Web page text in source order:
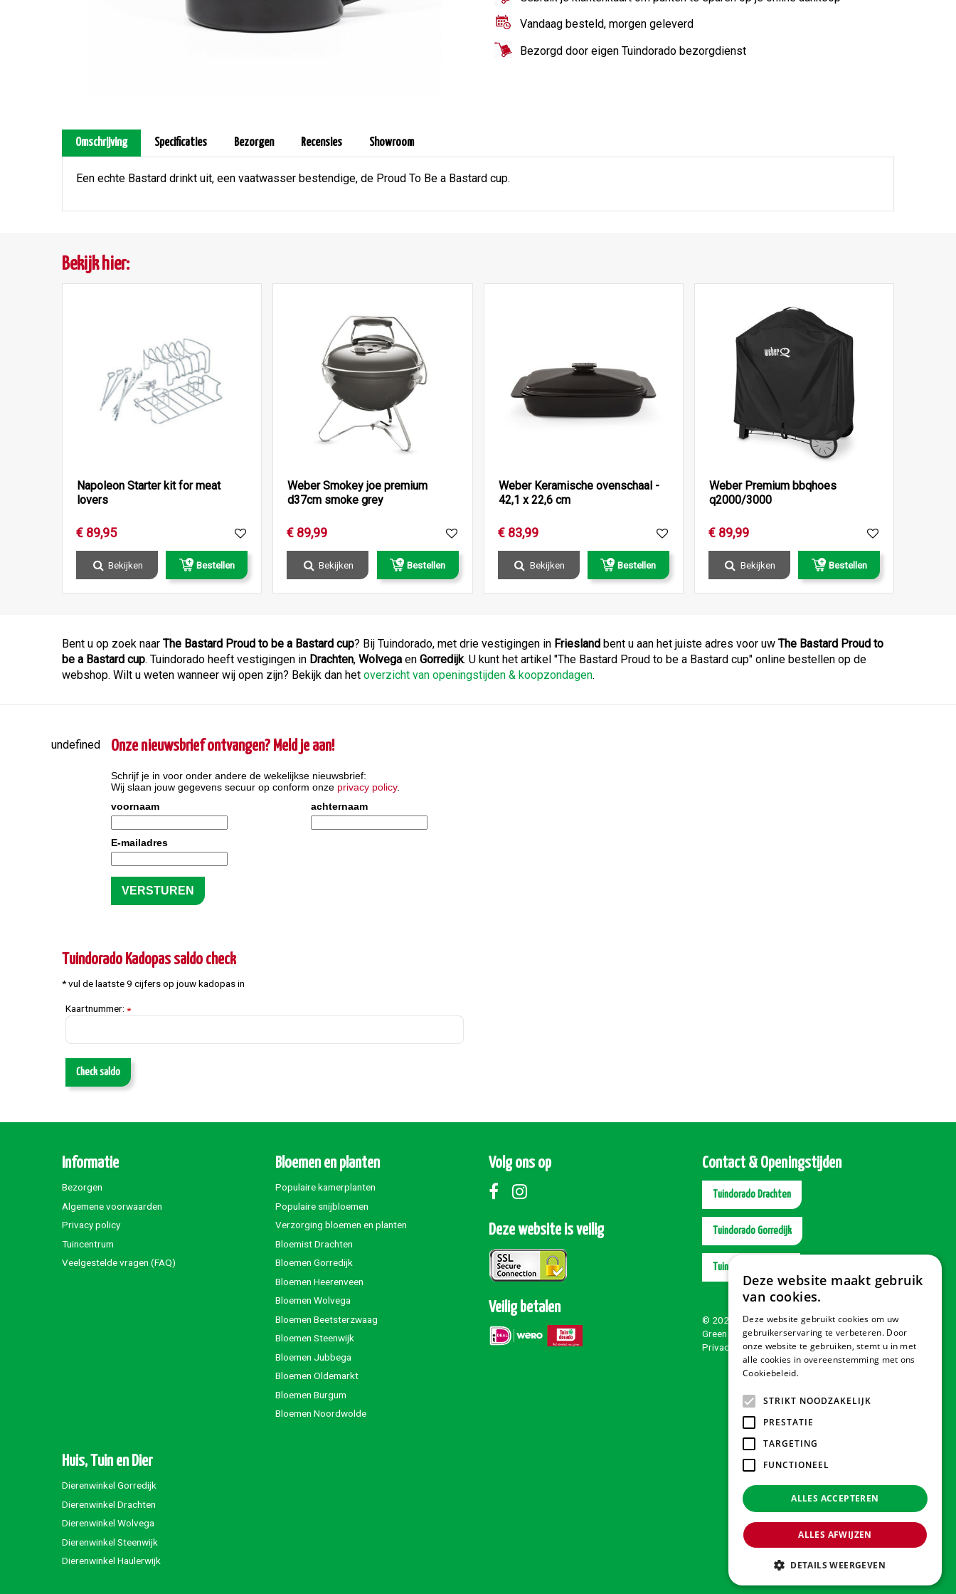
Vandaag besteld, morgen geleverd
Bezorgd door eigen Tuindorado bezorgdienst
Omschrijving Specificaties Bezorgen Recensies Showroom
Een echte Bastard drinkt uit, een vaatwasser bestendige, de Proud To Be a Bastard cup.
Bekijk hier:
Napoleon Starter kit for meat
lovers
€ 89,95
Bekijken Bestellen
Weber Smokey joe premium
d37cm smoke grey
€ 89,99
Bekijken Bestellen
Weber Keramische ovenschaal -
42,1 x 22,6 cm
€ 83,99
Bekijken Bestellen
Weber Premium bbqhoes
q2000/3000
€ 89,99
Bekijken Bestellen
Bent u op zoek naar The Bastard Proud to be a Bastard cup? Bij Tuindorado, met drie vestigingen in Friesland bent u aan het juiste adres voor uw The Bastard Proud to
be a Bastard cup. Tuindorado heeft vestigingen in Drachten, Wolvega en Gorredijk. U kunt het artikel "The Bastard Proud to be a Bastard cup" online bestellen op de
webshop. Wilt u weten wanneer wij open zijn? Bekijk dan het overzicht van openingstijden & koopzondagen.
undefined Onze nieuwsbrief ontvangen? Meld je aan!
Schrijf je in voor onder andere de wekelijkse nieuwsbrief:
Wij slaan jouw gegevens secuur op conform onze privacy policy.
voornaam
achternaam
E-mailadres
Tuindorado Kadopas saldo check
* vul de laatste 9 cijfers op jouw kadopas in
Kaartnummer: *
Check saldo
Informatie
Bezorgen
Algemene voorwaarden
Privacy policy
Tuincentrum
Veelgestelde vragen (FAQ)
Bloemen en planten
Populaire kamerplanten
Populaire snijbloemen
Verzorging bloemen en planten
Bloemist Drachten
Bloemen Gorredijk
Bloemen Heerenveen
Bloemen Wolvega
Bloemen Beetsterzwaag
Bloemen Steenwijk
Bloemen Jubbega
Bloemen Oldemarkt
Bloemen Burgum
Bloemen Noordwolde
Huis, Tuin en Dier
Dierenwinkel Gorredijk
Dierenwinkel Drachten
Dierenwinkel Wolvega
Dierenwinkel Steenwijk
Dierenwinkel Haulerwijk
Volg ons op
Deze website is veilig
Veilig betalen
Contact & Openingstijden
Tuindorado Drachten
Tuindorado Gorredijk
Tuindorado Wolvega
© 2026 Tuindorado
Green Solutions
Privacy policy
Deze website maakt gebruik
van cookies.
Deze website gebruikt cookies om uw
gebruikerservaring te verbeteren. Door
onze website te gebruiken, stemt u in met
alle cookies in overeenstemming met ons
Cookiebeleid.
STRIKT NOODZAKELIJK
PRESTATIE
TARGETING
FUNCTIONEEL
ALLES ACCEPTEREN
ALLES AFWIJZEN
DETAILS WEERGEVEN